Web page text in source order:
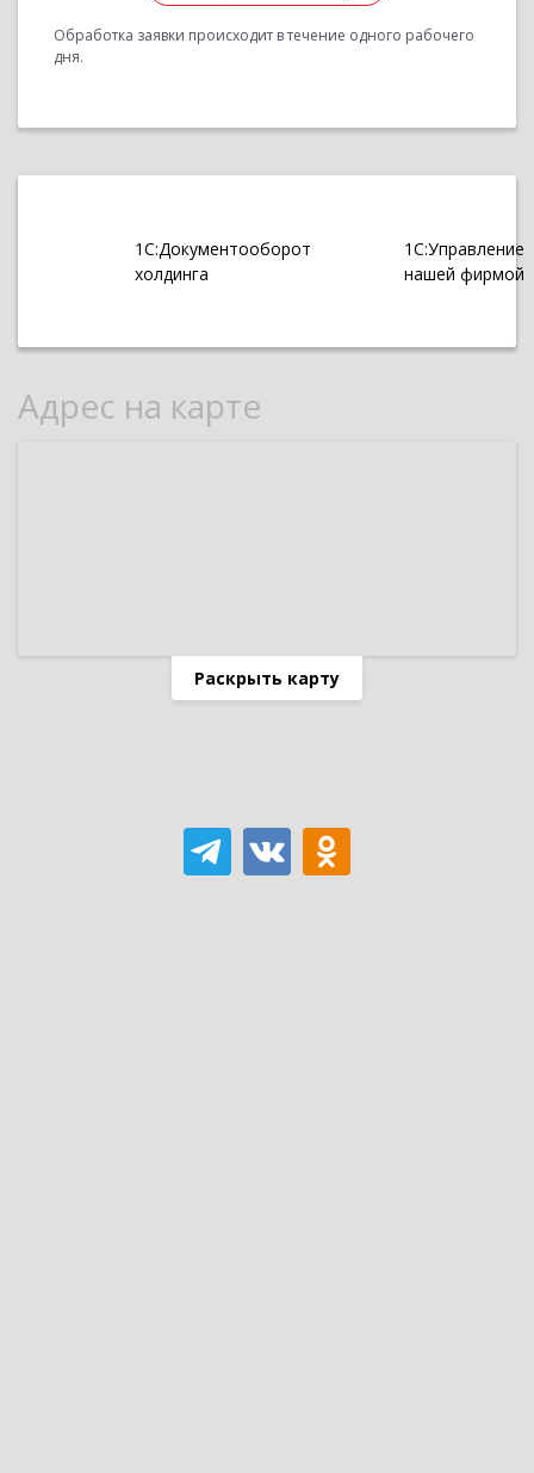
Обработка заявки происходит в течение одного рабочего
дня.
1С:Документооборот
холдинга
1С:Управление
нашей фирмой
Адрес на карте
Раскрыть карту